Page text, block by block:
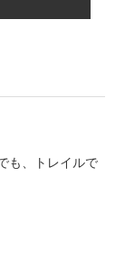
も、トレイルで